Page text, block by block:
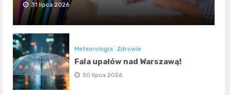
31 lipca 2026
Meteorologia Zdrowie
Fala upałów nad Warszawą!
30 lipca 2026